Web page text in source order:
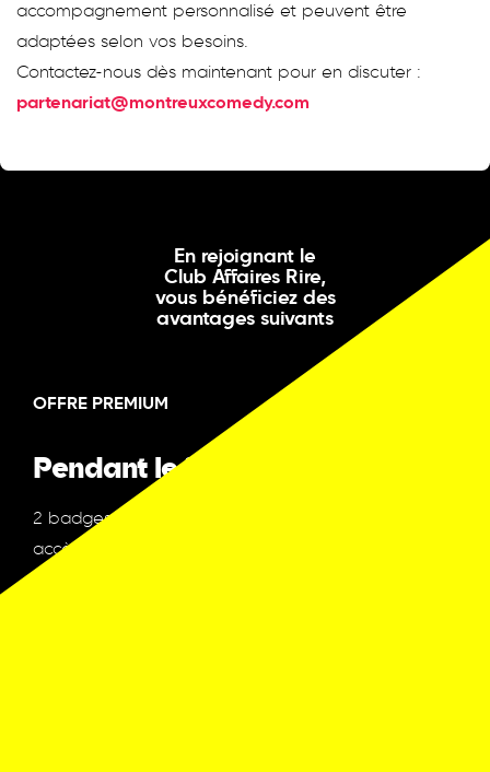
accompagnement personnalisé et peuvent être
adaptées selon vos besoins.
Contactez-nous dès maintenant pour en discuter :
partenariat@montreuxcomedy.com
En rejoignant le
Club Affaires Rire,
vous bénéficiez des
avantages suivants
OFFRE PREMIUM
Pendant le festival:
2 badges VIP permanents non nominatifs donnant
accès aux espaces privés du Festival, tels que: